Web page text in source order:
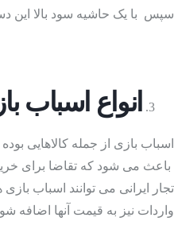
سپس با یک حاشیه سود بالا این
انواع اسباب
اسباب بازی از جمله کالاهایی
باعث می شود که تقاضا برای
تجار ایرانی می توانند اسباب
واردات نیز به قیمت آنها اضافه